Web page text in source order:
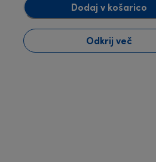
Dodaj v košarico
Odkrij več